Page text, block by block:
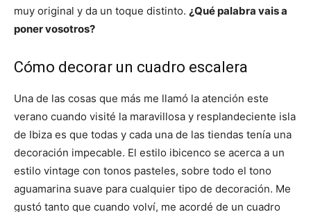
muy original y da un toque distinto. ¿Qué palabra vais a
poner vosotros?
Cómo decorar un cuadro escalera
Una de las cosas que más me llamó la atención este
verano cuando visité la maravillosa y resplandeciente isla
de Ibiza es que todas y cada una de las tiendas tenía una
decoración impecable. El estilo ibicenco se acerca a un
estilo vintage con tonos pasteles, sobre todo el tono
aguamarina suave para cualquier tipo de decoración. Me
gustó tanto que cuando volví, me acordé de un cuadro